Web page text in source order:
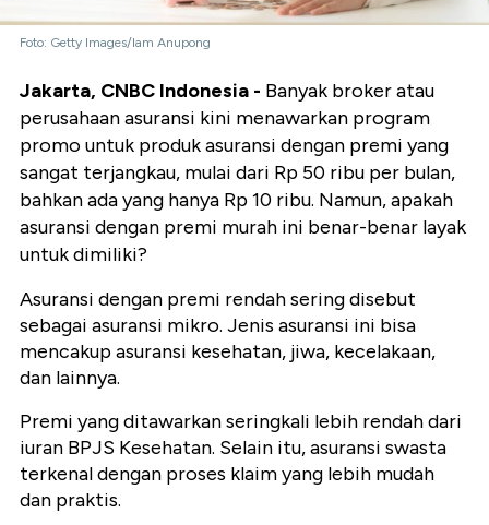
Foto: Getty Images/Iam Anupong
Jakarta, CNBC Indonesia - Banyak broker atau
perusahaan asuransi kini menawarkan program
promo untuk produk asuransi dengan premi yang
sangat terjangkau, mulai dari Rp 50 ribu per bulan,
bahkan ada yang hanya Rp 10 ribu. Namun, apakah
asuransi dengan premi murah ini benar-benar layak
untuk dimiliki?
Asuransi dengan premi rendah sering disebut
sebagai asuransi mikro. Jenis asuransi ini bisa
mencakup asuransi kesehatan, jiwa, kecelakaan,
dan lainnya.
Premi yang ditawarkan seringkali lebih rendah dari
iuran BPJS Kesehatan. Selain itu, asuransi swasta
terkenal dengan proses klaim yang lebih mudah
dan praktis.